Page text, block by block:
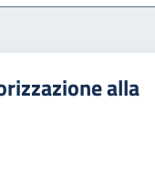
alla